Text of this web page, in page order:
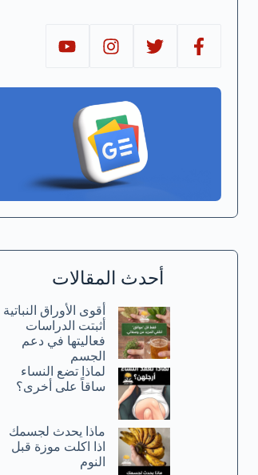
أحدث المقالات
أقوى الأوراق النباتية
أثبتت الدراسات
فعاليتها في دعم
الجسم
لماذا تضع النساء
ساقاً على أخرى؟
ماذا يحدث لجسمك
اذا اكلت موزة قبل
النوم